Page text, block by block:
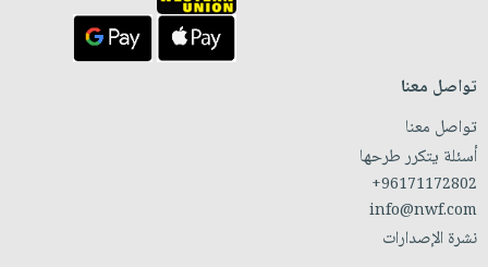
تواصل معنا
تواصل معنا
أسئلة يتكرر طرحها
+96171172802
info@nwf.com
نشرة الإصدارات